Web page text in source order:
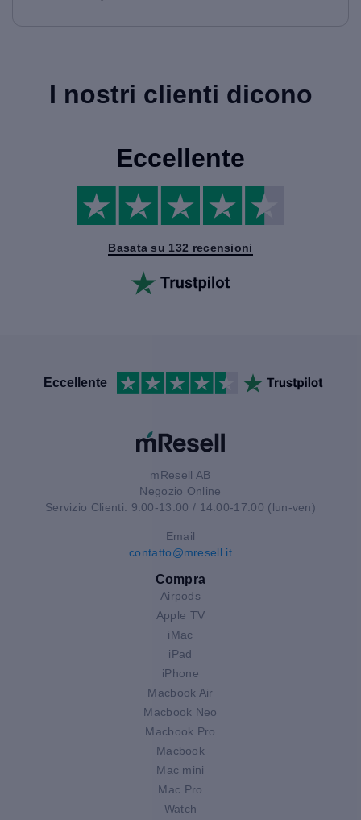
I nostri clienti dicono
Eccellente
Basata su 132 recensioni
Eccellente
mResell AB
Negozio Online
Servizio Clienti: 9:00-13:00 / 14:00-17:00 (lun-ven)
Email
contatto@mresell.it
Compra
Airpods
Apple TV
iMac
iPad
iPhone
Macbook Air
Macbook Neo
Macbook Pro
Macbook
Mac mini
Mac Pro
Watch